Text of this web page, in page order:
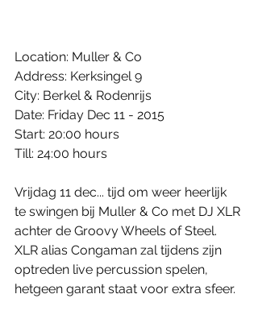
Location: Muller & Co
Address: Kerksingel 9
City: Berkel & Rodenrijs
Date: Friday Dec 11 - 2015
Start: 20:00 hours
Till: 24:00 hours
Vrijdag 11 dec... tijd om weer heerlijk
te swingen bij Muller & Co met DJ XLR
achter de Groovy Wheels of Steel.
XLR alias Congaman zal tijdens zijn
optreden live percussion spelen,
hetgeen garant staat voor extra sfeer.